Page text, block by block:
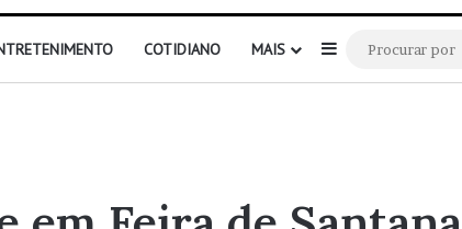
COTIDIANO MAIS Barra Lateral